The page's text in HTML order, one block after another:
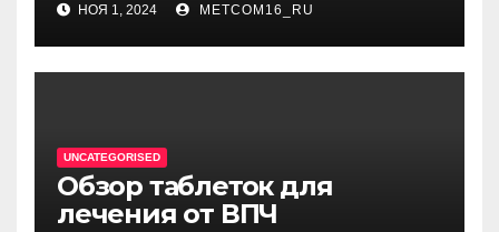
НОЯ 1, 2024 METCOM16_RU
UNCATEGORISED
Обзор таблеток для
лечения от ВПЧ